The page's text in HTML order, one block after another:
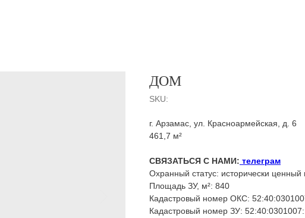
ДОМ
SKU:
г. Арзамас, ул. Красноармейская, д. 6
461,7 м²
СВЯЗАТЬСЯ С НАМИ: телеграм
Охранный статус: исторически
Площадь ЗУ, м²: 840
Кадастровый номер ОКС:
Кадастровый номер ЗУ: